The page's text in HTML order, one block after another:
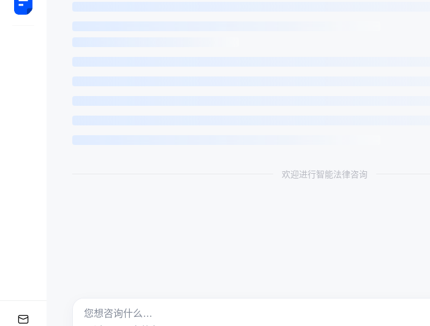
欢迎进行智能法律咨询